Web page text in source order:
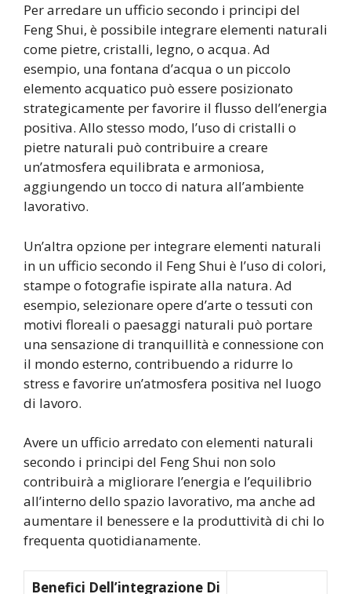
Per arredare un ufficio secondo i principi del
Feng Shui, è possibile integrare elementi naturali
come pietre, cristalli, legno, o acqua. Ad
esempio, una fontana d’acqua o un piccolo
elemento acquatico può essere posizionato
strategicamente per favorire il flusso dell’energia
positiva. Allo stesso modo, l’uso di cristalli o
pietre naturali può contribuire a creare
un’atmosfera equilibrata e armoniosa,
aggiungendo un tocco di natura all’ambiente
lavorativo.
Un’altra opzione per integrare elementi naturali
in un ufficio secondo il Feng Shui è l’uso di colori,
stampe o fotografie ispirate alla natura. Ad
esempio, selezionare opere d’arte o tessuti con
motivi floreali o paesaggi naturali può portare
una sensazione di tranquillità e connessione con
il mondo esterno, contribuendo a ridurre lo
stress e favorire un’atmosfera positiva nel luogo
di lavoro.
Avere un ufficio arredato con elementi naturali
secondo i principi del Feng Shui non solo
contribuirà a migliorare l’energia e l’equilibrio
all’interno dello spazio lavorativo, ma anche ad
aumentare il benessere e la produttività di chi lo
frequenta quotidianamente.
Benefici Dell’integrazione Di